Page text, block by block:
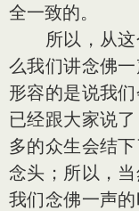
全一致的。
所以，从这
么我们讲念佛
形容的是说我
已经跟大家说
多的众生会结
念头；所以，
我们念佛一声